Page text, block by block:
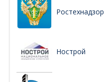
Ростехнадзор
Нострой